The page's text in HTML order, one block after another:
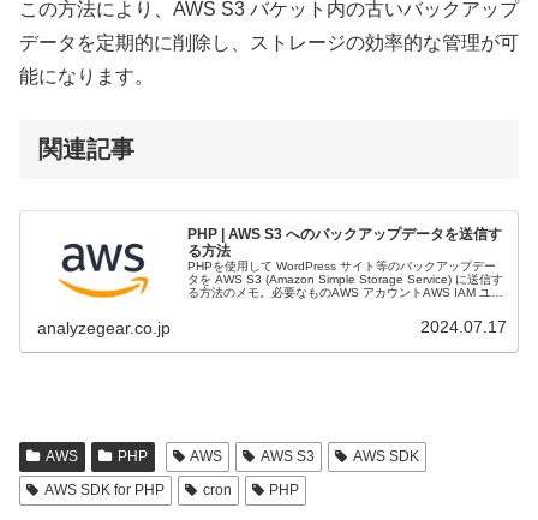
この方法により、AWS S3 バケット内の古いバックアップ
データを定期的に削除し、ストレージの効率的な管理が可
能になります。
関連記事
PHP | AWS S3 へのバックアップデータを送信す
る方法
PHPを使用して WordPress サイト等のバックアップデー
タを AWS S3 (Amazon Simple Storage Service) に送信す
る方法のメモ。必要なものAWS アカウントAWS IAM ユー
analyzegear.co.jp 2024.07.17
AWS PHP AWS AWS S3
AWS SDK
AWS SDK for PHP
cron PHP